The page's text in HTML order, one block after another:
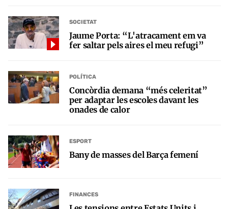
SOCIETAT
Jaume Porta: “L'atracament em va
fer saltar pels aires el meu refugi”
POLÍTICA
Concòrdia demana “més celeritat”
per adaptar les escoles davant les
onades de calor
ESPORT
Bany de masses del Barça femení
FINANCES